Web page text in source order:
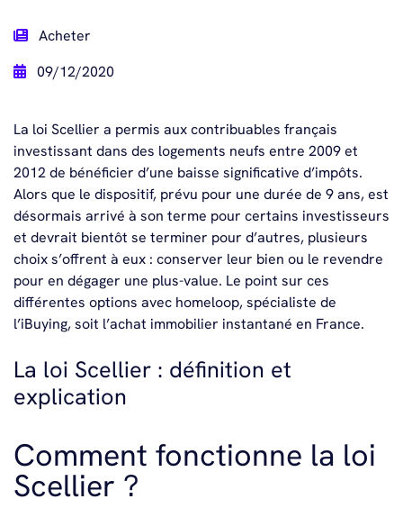
Acheter
09/12/2020
La loi Scellier a permis aux contribuables français
investissant dans des logements neufs entre 2009 et
2012 de bénéficier d’une baisse significative d’impôts.
Alors que le dispositif, prévu pour une durée de 9 ans, est
désormais arrivé à son terme pour certains investisseurs
et devrait bientôt se terminer pour d’autres, plusieurs
choix s’offrent à eux : conserver leur bien ou le revendre
pour en dégager une plus-value. Le point sur ces
différentes options avec homeloop, spécialiste de
l’iBuying, soit l’achat immobilier instantané en France.
La loi Scellier : définition et
explication
Comment fonctionne la loi
Scellier ?